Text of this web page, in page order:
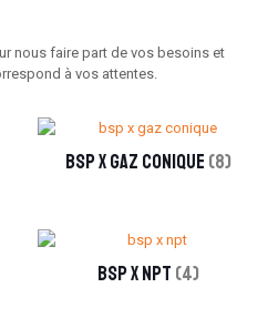
nous faire part de vos besoins et
à vos attentes.
bsp x gaz conique (8)
bsp x npt (4)